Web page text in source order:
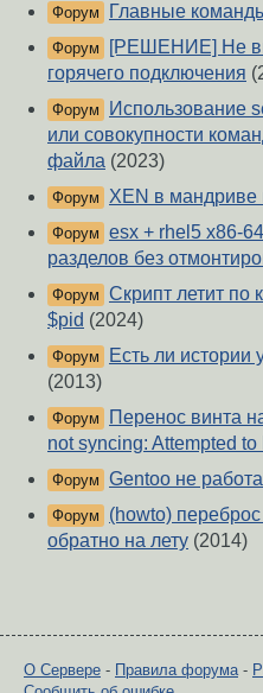
Форум Главные
Форум
[РЕШЕНИЕ] Не
горячего подключения
Форум
Использование
или совокупности
файла (2023)
Форум XEN в мандриве
Форум esx + rhel5 x86-
разделов без
Форум Скрипт летит по
$pid (2024)
Форум
Есть ли истории
(2013)
Форум
Перенос винта
not syncing: Attempted to
Форум Gentoo не
Форум
(howto)
обратно на лету (2014)
О Сервере - Правила форума-